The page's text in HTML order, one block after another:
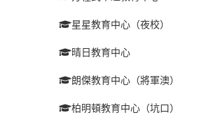
星星教育中心（夜校）
晴日教育中心
朗傑教育中心（將軍澳）
柏明頓教育中心（坑口）